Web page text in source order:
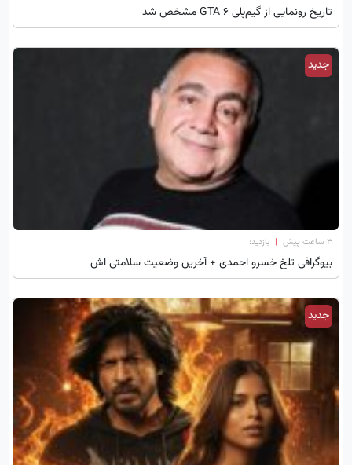
تاریخ رونمایی از گیم‌پلی GTA 6 مشخص شد
جدید
۳ ساعت پیش | بازدید:
بیوگرافی تلخ خسرو احمدی + آخرین وضعیت سلامتی اش
جدید